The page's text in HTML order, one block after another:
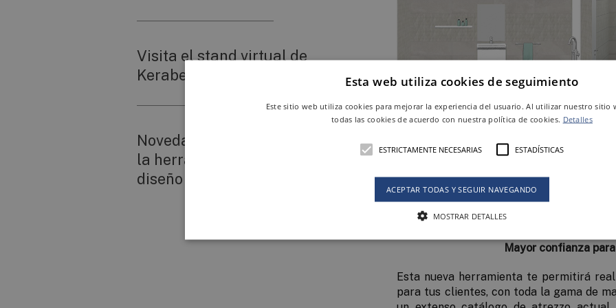
Desde el 1 de diciembre de 2019, está
web de Keraben una nueva
mucho más rápida e intuitiva.
Mayor confianza
Esta nueva herramienta te permitirá
para tus clientes, con toda la gama de
Visita el stand virtual de
Keraben en Cevisama 2020
Novedades disponibles en
la herramienta online de
diseño 3D de Keraben
Esta web utiliza cookies de seguimiento
Este sitio web utiliza cookies para mejorar la experiencia del usuario. Al utilizar nuestro sitio
todas las cookies de acuerdo con nuestra política de cookies. Detalles
ESTRICTAMENTE NECESARIAS ESTADÍSTICAS
ACEPTAR TODAS Y SEGUIR NAVEGANDO
MOSTRAR DETALLES